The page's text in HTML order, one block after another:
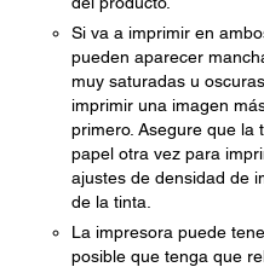
Si va a imprimir en
pueden aparecer
muy saturadas u
imprimir una imagen
primero. Asegure que la
papel otra vez para
ajustes de densidad de
de la tinta.
La impresora puede
posible que tenga que